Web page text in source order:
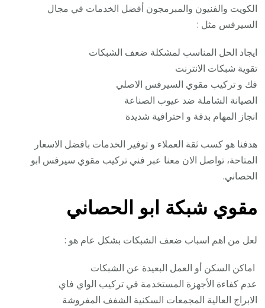
الكويت والفنيون والمبرمجون أفضل الخدمات في مجال
السيرفس مثل :
ايجاد الحل المناسب لمشكلة ضعف الشبكات
تقوية شبكات الانترنت
فك و تركيب مقوي السيرفس الاصلي
الصيانة الشاملة ضد عيوب الصناعة
انجاز المهام بدقة و احترافية شديدة
هدفنا هو كسب ثقة العملاء و توفير الخدمات بافضل الاسعار
المتاحة، تواصل الان معنا عبر فني تركيب مقوي سيرفس ابو
الحصاني.
مقوي شبكة ابو الحصاني
لعل من اهم اسباب ضعف الشبكات بشكل عام هو :
اماكن السكن أو العمل البعيدة عن الشبكات
عدم كفاءة الأجهزة المستخدمة في تركيب الواي فاي
الابراج العالية المجمعات السكنية الشفف المفروشة